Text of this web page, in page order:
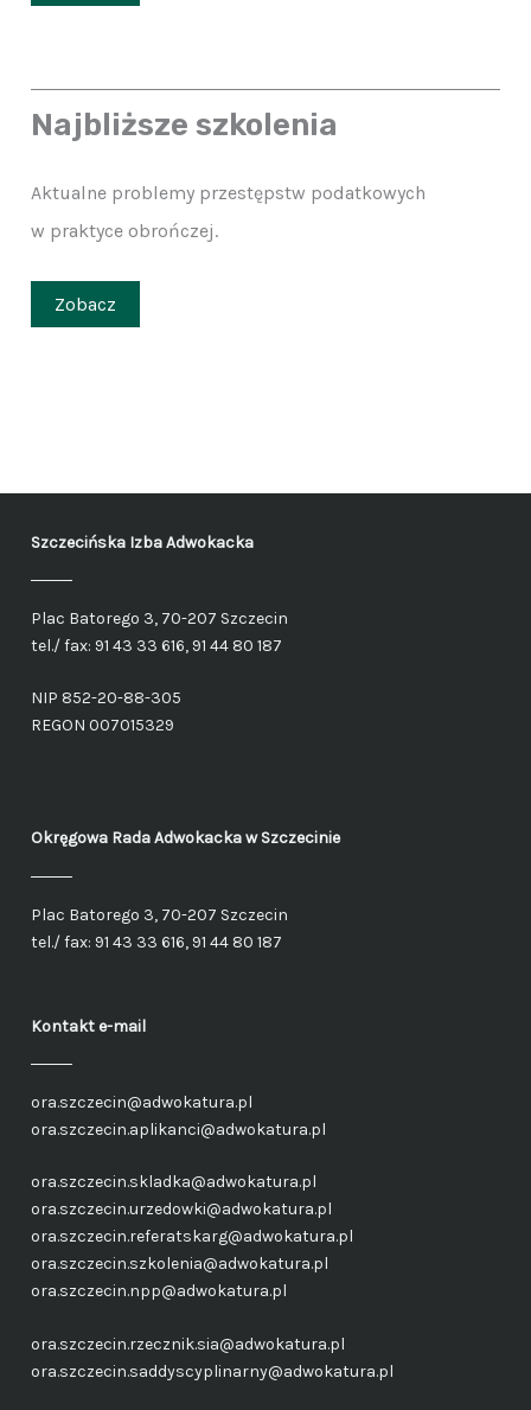
Najbliższe szkolenia
Aktualne problemy przestępstw podatkowych
w praktyce obrończej.
Zobacz
Szczecińska Izba Adwokacka
Plac Batorego 3, 70-207 Szczecin
tel./ fax: 91 43 33 616, 91 44 80 187
NIP 852-20-88-305
REGON 007015329
Okręgowa Rada Adwokackaw Szczecinie
Plac Batorego 3, 70-207 Szczecin
tel./ fax: 91 43 33 616, 91 44 80 187
Kontakt e-mail
ora.szczecin@adwokatura.pl
ora.szczecin.aplikanci@adwokatura.pl
ora.szczecin.skladka@adwokatura.pl
ora.szczecin.urzedowki@adwokatura.pl
ora.szczecin.referatskarg@adwokatura.pl
ora.szczecin.szkolenia@adwokatura.pl
ora.szczecin.npp@adwokatura.pl
ora.szczecin.rzecznik.sia@adwokatura.pl
ora.szczecin.saddyscyplinarny@adwokatura.pl